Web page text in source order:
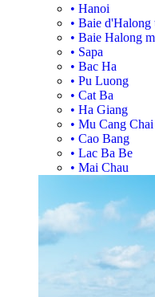
• Hanoi
• Baie d'Halong
• Baie Halong
• Sapa
• Bac Ha
• Pu Luong
• Cat Ba
• Ha Giang
• Mu Cang Chai
• Cao Bang
• Lac Ba Be
• Mai Chau